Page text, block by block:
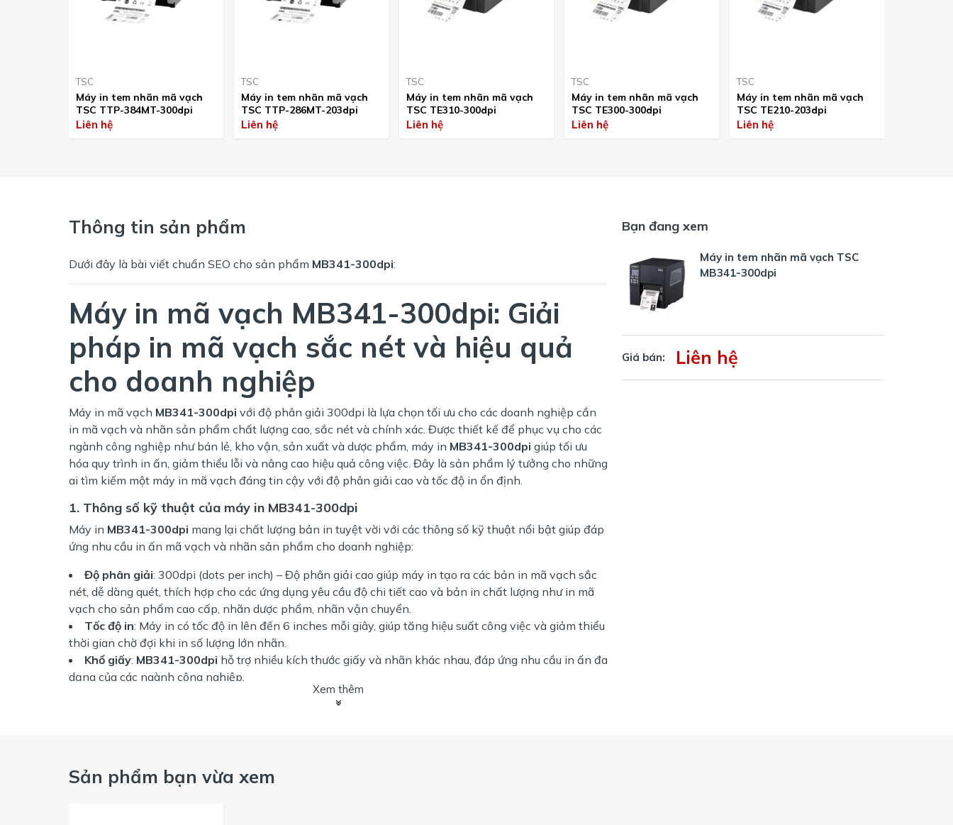
TSC
Máy in tem nhãn mã vạch
TSC TTP-384MT-300dpi
Liên hệ
TSC
Máy in tem nhãn mã vạch
TSC TTP-286MT-203dpi
Liên hệ
TSC
Máy in tem nhãn mã vạch
TSC TE310-300dpi
Liên hệ
TSC
Máy in tem nhãn mã vạch
TSC TE300-300dpi
Liên hệ
TSC
Máy in tem nhãn mã vạch
TSC TE210-203dpi
Liên hệ
Thông tin sản phẩm
Dưới đây là bài viết chuẩn SEO cho sản phẩm MB341-300dpi:
Máy in mã vạch MB341-300dpi: Giải
pháp in mã vạch sắc nét và hiệu quả
cho doanh nghiệp
Máy in mã vạch MB341-300dpi với độ phân giải 300dpi là lựa chọn tối ưu cho các doanh nghiệp cần
in mã vạch và nhãn sản phẩm chất lượng cao, sắc nét và chính xác. Được thiết kế để phục vụ cho các
ngành công nghiệp như bán lẻ, kho vận, sản xuất và dược phẩm, máy in MB341-300dpi giúp tối ưu
hóa quy trình in ấn, giảm thiểu lỗi và nâng cao hiệu quả công việc. Đây là sản phẩm lý tưởng cho những
ai tìm kiếm một máy in mã vạch đáng tin cậy với độ phân giải cao và tốc độ in ổn định.
1. Thông số kỹ thuật của máy in MB341-300dpi
Máy in MB341-300dpi mang lại chất lượng bản in tuyệt vời với các thông số kỹ thuật nổi bật giúp đáp
ứng nhu cầu in ấn mã vạch và nhãn sản phẩm cho doanh nghiệp:
Độ phân giải: 300dpi (dots per inch) – Độ phân giải cao giúp máy in tạo ra các bản in mã vạch sắc
nét, dễ dàng quét, thích hợp cho các ứng dụng yêu cầu độ chi tiết cao và bản in chất lượng như in mã
vạch cho sản phẩm cao cấp, nhãn dược phẩm, nhãn vận chuyển.
Tốc độ in: Máy in có tốc độ in lên đến 6 inches mỗi giây, giúp tăng hiệu suất công việc và giảm thiểu
thời gian chờ đợi khi in số lượng lớn nhãn.
Khổ giấy: MB341-300dpi hỗ trợ nhiều kích thước giấy và nhãn khác nhau, đáp ứng nhu cầu in ấn đa
dạng của các ngành công nghiệp.
: Máy in hỗ trợ các cổng kết nối phổ biến như USB, Serial và Ethernet, giúp dễ dàng tích hợp
a. Độ phân giải 300dpi cho bản in sắc nét
Xem thêm
Bạn đang xem
Máy in tem nhãn mã vạch TSC
MB341-300dpi
Giá bán: Liên hệ
Sản phẩm bạn vừa xem